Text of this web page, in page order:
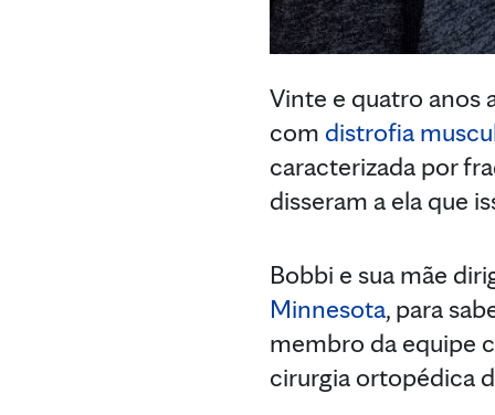
Vinte e quatro anos
com distrofia
caracterizada por
disseram a ela que
Bobbi e sua mãe
Minnesota, para
membro da equipe
cirurgia ortopédica